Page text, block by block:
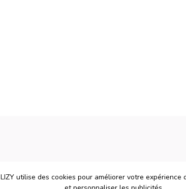
LIZY utilise des cookies pour améliorer votre expérience